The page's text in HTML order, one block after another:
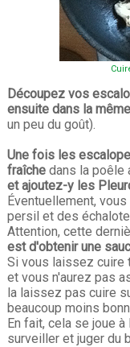
Découpez vos
ensuite dans la
un peu du goût).
Une fois les
fraîchedans la poêle
et ajoutez-y les
Éventuellement,
persil et des
Attention, cette
est d'obtenir une
Si vous laissez cuire
et vous n'aurez pas
la laissez pas cuire
beaucoup moins
En fait, cela se joue
surveiller et juger du